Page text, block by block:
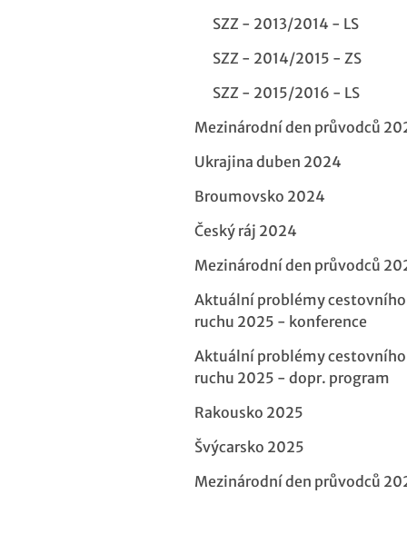
SZZ - 2013/2014 - LS
SZZ - 2014/2015 - ZS
SZZ - 2015/2016 - LS
Mezinárodní den průvodců
Ukrajina duben 2024
Broumovsko 2024
Český ráj 2024
Mezinárodní den průvodců
Aktuální problémy cestovního
ruchu 2025 - konference
Aktuální problémy cestovního
ruchu 2025 - dopr. program
Rakousko 2025
Švýcarsko 2025
Mezinárodní den průvodců